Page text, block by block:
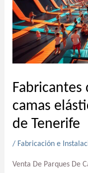
Fabricantes
camas
de Tenerife
/ Fabricación e
Venta De Parques De